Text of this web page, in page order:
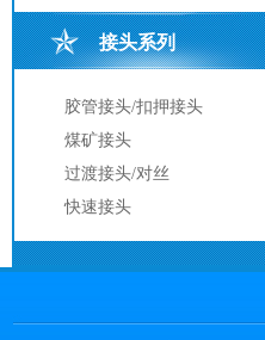
接头系列
胶管接头/扣押接头
煤矿接头
过渡接头/对丝
快速接头